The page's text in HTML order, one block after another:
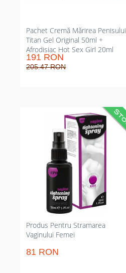
Pachet Cremă Mărirea Penisului
Titan Gel Original 50ml +
Afrodisiac Hot Sex Girl 20ml
191 RON
205.47 RON
Produs Pentru Stramarea
Vaginului Femei
81 RON
Spray pentru strângerea
vaginului, crește feelingurile
genitale imediat. Efect instant și
persistent câteva minute; aplicare
simplă, fără ajustări constante.
Nu lasă urme și nu necesită efort
suplimentar.